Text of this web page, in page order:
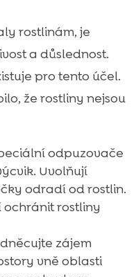
rostlinám, je
a důslednost.
pro tento účel.
že rostliny nejsou
odpuzovače
Uvolňují
odradí od rostlin.
rostliny
zájem
vně oblasti